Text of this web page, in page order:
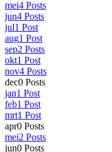
mei4 Posts
jun4 Posts
jul1 Post
aug1 Post
sep2 Posts
okt1 Post
nov4 Posts
dec0 Posts
jan1 Post
feb1 Post
mrt1 Post
apr0 Posts
mei2 Posts
jun0 Posts